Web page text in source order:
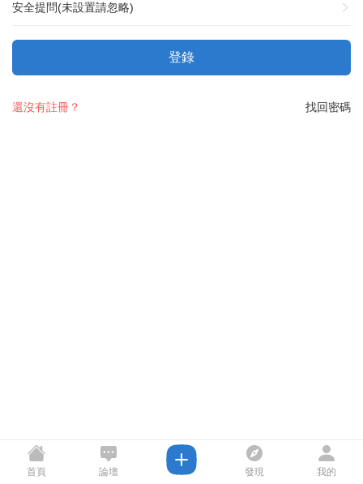
安全提問(未設置請忽略)
登錄
找回密碼
還沒有註冊？
首頁 論壇 發現 我的